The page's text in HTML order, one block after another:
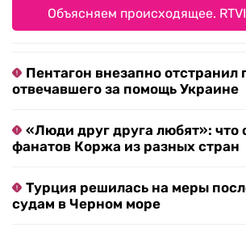
Объясняем происходящее.
Пентагон внезапно отстранил
отвечавшего за помощь Украине
«Люди друг друга любят»: что
фанатов Коржа из разных стран
Турция решилась на меры
судам в Черном море